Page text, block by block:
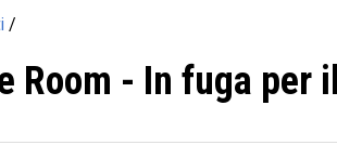
/
Room - In fuga per